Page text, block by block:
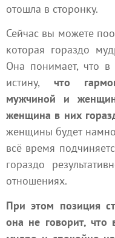
отошла в сторонку.
Сейчас вы можете
которая гораздо
Она понимает, что
истину, что
мужчиной и
женщина в них
женщины будет
всё время
гораздо
отношениях.
При этом позиция
она не говорит, что